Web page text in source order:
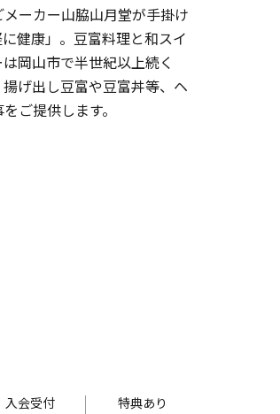
ーカー山脇山月堂が手掛け
健康」。豆富料理と和スイ
岡山市で半世紀以上続く
げ出し豆富や豆富丼等、ヘ
ご提供します。
入会受付 特典あり